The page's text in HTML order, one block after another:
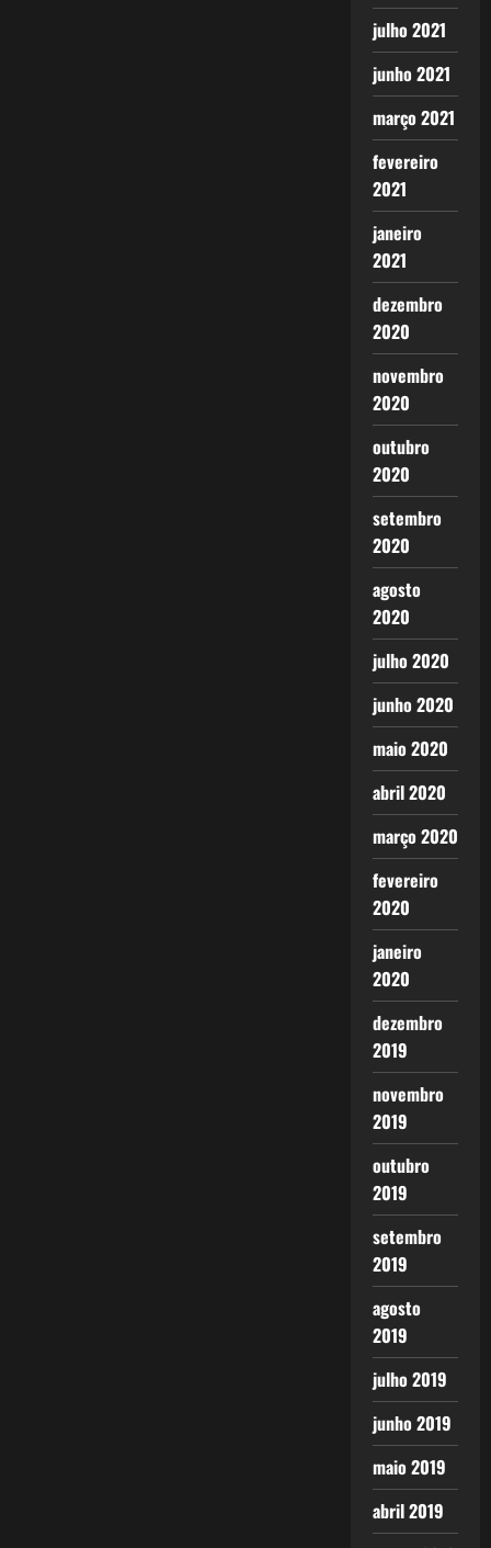
julho 2021
junho 2021
março 2021
fevereiro
2021
janeiro
2021
dezembro
2020
novembro
2020
outubro
2020
setembro
2020
agosto
2020
julho 2020
junho 2020
maio 2020
abril 2020
março 2020
fevereiro
2020
janeiro
2020
dezembro
2019
novembro
2019
outubro
2019
setembro
2019
agosto
2019
julho 2019
junho 2019
maio 2019
abril 2019